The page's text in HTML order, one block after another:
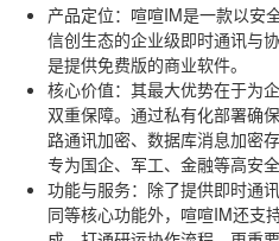
产品定位：喧喧IM是一款以安
信创生态的企业级即时通讯与
是提供免费版的商业软件。
核心价值：其最大优势在于为
双重保障。通过私有化部署确
路通讯加密、数据库消息加密
专为国企、军工、金融等高安
功能与服务：除了提供即时通
同等核心功能外，喧喧IM还支